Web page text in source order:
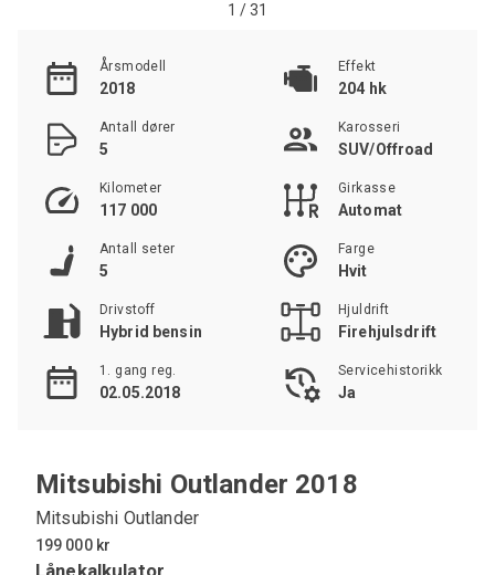
1 / 31
Årsmodell
2018
Effekt
204 hk
Antall dører
5
Karosseri
SUV/Offroad
Kilometer
117 000
Girkasse
Automat
Antall seter
5
Farge
Hvit
Drivstoff
Hybrid bensin
Hjuldrift
Firehjulsdrift
1. gang reg.
02.05.2018
Servicehistorikk
Ja
Mitsubishi Outlander 2018
Mitsubishi Outlander
199 000 kr